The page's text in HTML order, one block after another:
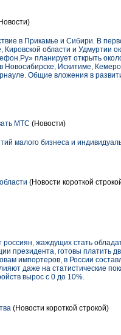
в Прикамье и Сибири. В
области и Удмуртии
планирует открыть
Искитиме,
Общие вложения в
МТС (Новости)
малого бизнеса и
(Новости короткой
жаждущих стать
президента, готовы платить
импортеров, в России
даже на статистические
вырос с 0 до 10%.
(Новости короткой строкой)